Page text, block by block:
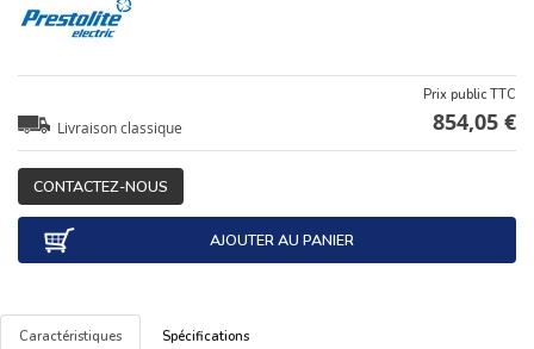
Livraison classique
Prix public TTC
854,05 €
CONTACTEZ-NOUS
AJOUTER AU PANIER
Caractéristiques Spécifications